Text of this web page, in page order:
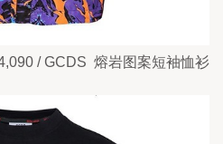
/ GCDS  熔岩图案短袖恤衫